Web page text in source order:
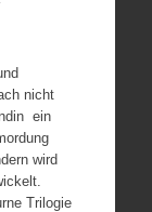
nicht
ein
wird
Trilogie